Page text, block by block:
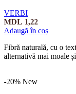
VERBI
MDL 1,22
Adaugă în coș
Fibră naturală, cu o
alternativă mai moale
-20% New